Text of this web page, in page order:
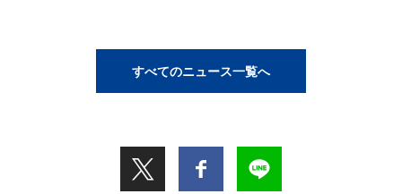
すべてのニュース一覧へ